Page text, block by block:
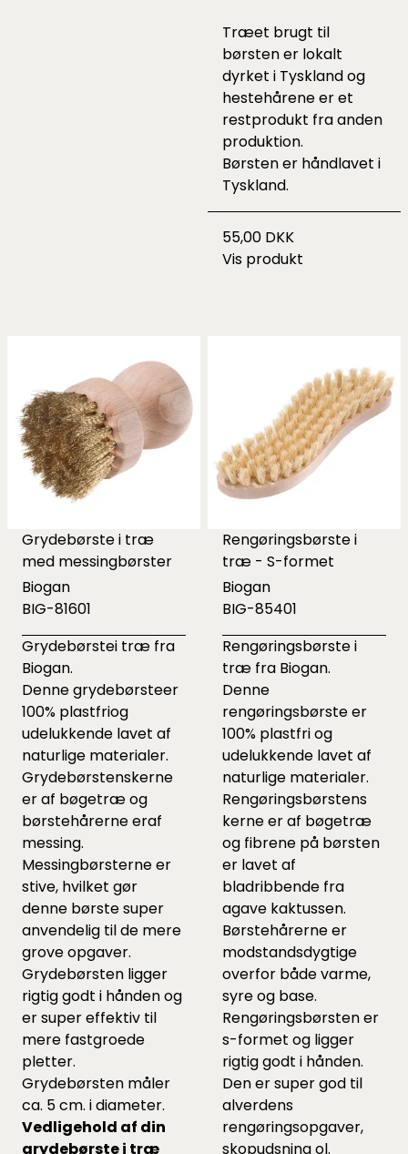
Træet brugt til
børsten er lokalt
dyrket i Tyskland og
hestehårene er et
restprodukt fra anden
produktion.
Børsten er håndlavet i
Tyskland.
55,00 DKK
Vis produkt
Grydebørste i træ
med messingbørster
Biogan
BIG-81601
Grydebørstei træ fra
Biogan.
Denne grydebørsteer
100% plastfriog
udelukkende lavet af
naturlige materialer.
Grydebørstenskerne
er af bøgetræ og
børstehårerne eraf
messing.
Messingbørsterne er
stive, hvilket gør
denne børste super
anvendelig til de mere
grove opgaver.
Grydebørsten ligger
rigtig godt i hånden og
er super effektiv til
mere fastgroede
pletter.
Grydebørsten måler
ca. 5 cm. i diameter.
Vedligehold af din
grydebørste i træ
Rengøringsbørste i
træ - S-formet
Biogan
BIG-85401
Rengøringsbørste i
træ fra Biogan.
Denne
rengøringsbørste er
100% plastfri og
udelukkende lavet af
naturlige materialer.
Rengøringsbørstens
kerne er af bøgetræ
og fibrene på børsten
er lavet af
bladribbende fra
agave kaktussen.
Børstehårerne er
modstandsdygtige
overfor både varme,
syre og base.
Rengøringsbørsten er
s-formet og ligger
rigtig godt i hånden.
Den er super god til
alverdens
rengøringsopgaver,
skopudsning ol.